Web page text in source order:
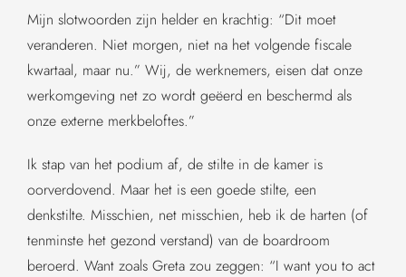
Mijn slotwoorden zijn helder en krachtig: “Dit moet
veranderen. Niet morgen, niet na het volgende fiscale
kwartaal, maar nu.” Wij, de werknemers, eisen dat onze
werkomgeving net zo wordt geëerd en beschermd als
onze externe merkbeloftes.”
Ik stap van het podium af, de stilte in de kamer is
oorverdovend. Maar het is een goede stilte, een
denkstilte. Misschien, net misschien, heb ik de harten (of
tenminste het gezond verstand) van de boardroom
beroerd. Want zoals Greta zou zeggen: “I want you to act